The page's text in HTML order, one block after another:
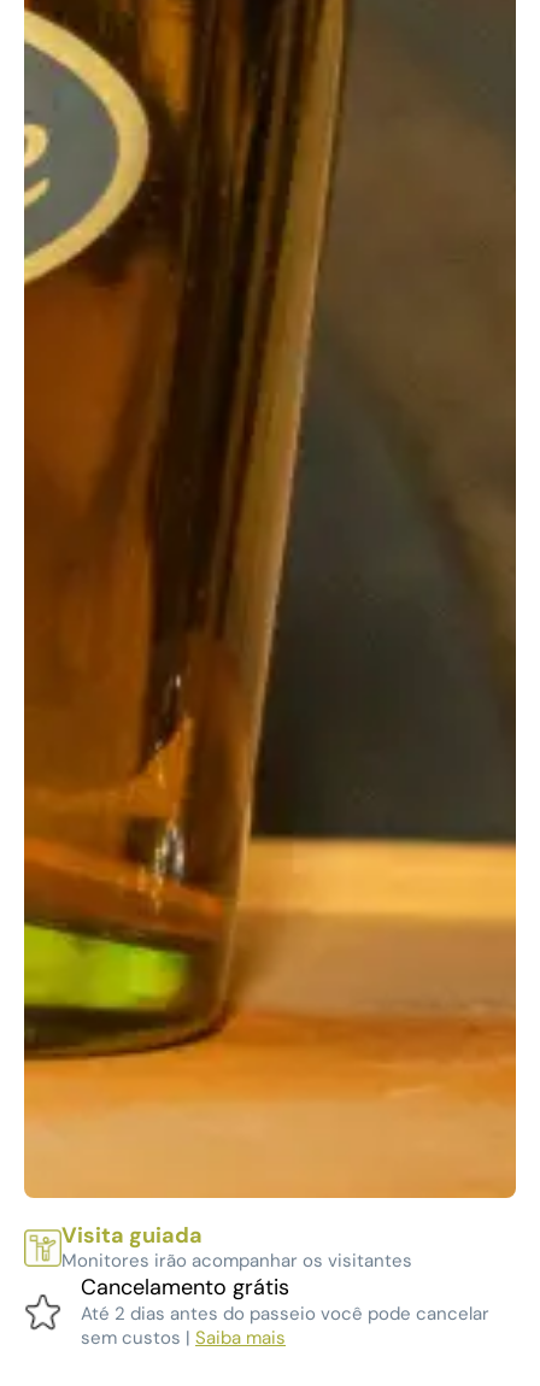
Visita guiada
Monitores irão acompanhar os visitantes
Cancelamento grátis
Até 2 dias antes do passeio você pode cancelar
sem custos | Saiba mais